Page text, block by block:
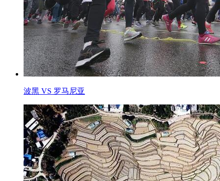
波黑 VS 罗马尼亚